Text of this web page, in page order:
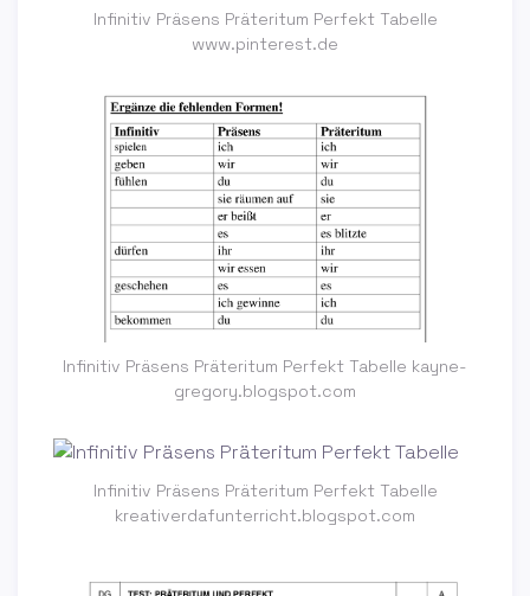
Infinitiv Präsens Präteritum Perfekt Tabelle
www.pinterest.de
Infinitiv Präsens Präteritum Perfekt Tabelle kayne-
gregory.blogspot.com
Infinitiv Präsens Präteritum Perfekt Tabelle
kreativerdafunterricht.blogspot.com